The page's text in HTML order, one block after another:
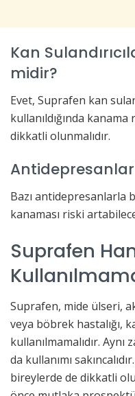
Kan
midir?
Evet, Suprafen kan
kullanıldığında
dikkatli olunmalıdır.
Bazı antidepresanlarla
kanaması riski
Suprafen
Suprafen, mide ülseri,
veya böbrek hastalığı,
kullanılmamalıdır.
da kullanımı
bireylerde de dikkatli